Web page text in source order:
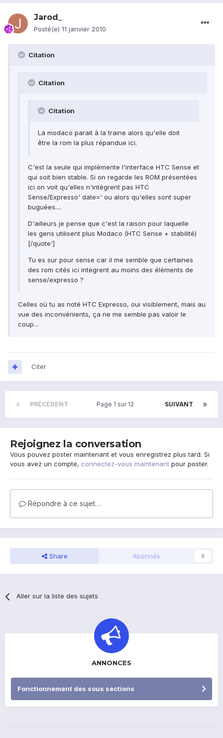
Jarod_
Posté(e) 11 janvier 2010
Citation
Citation
Citation
La modaco parait à la traine alors qu'elle doit
être la rom la plus répandue ici.
C'est la seule qui implémente l'interface HTC Sense et
qui soit bien stable. Si on regarde les ROM présentées
ici on voit qu'elles n'intègrent pas HTC
Sense/Expresso' date=' ou alors qu'elles sont super
buguées....
D'ailleurs je pense que c'est la raison pour laquelle
les gens utilisent plus Modaco (HTC Sense + stabilité)
[/quote']
Tu es sur pour sense car il me semble que certaines
des rom cités ici intègrent au moins des éléments de
sense/expresso ?
Celles où tu as noté HTC Expresso, oui visiblement, mais au
vue des inconvénients, ça ne me semble pas valoir le
coup...
Citer
PRÉCÉDENT SUIVANT
Page 1 sur 12
Rejoignez la conversation
Vous pouvez poster maintenant et vous enregistrez plus tard. Si
vous avez un compte, connectez-vous maintenant pour poster.
Répondre à ce sujet…
Share Abonnés 0
Aller sur la liste des sujets
ANNONCES
Fonctionnement des sous sections